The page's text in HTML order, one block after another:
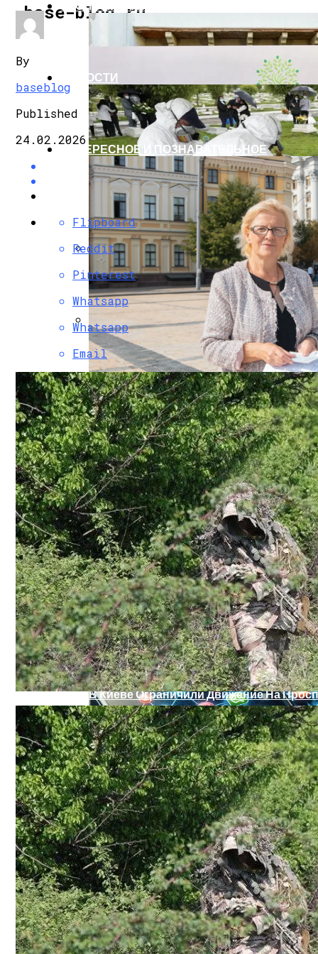
base-blog.ru
ЭКОНОМИКА И ПОЛИТИКА
G7 Договорились Регулировать
Растущая Концентрация Власти В
Военные Рельсы Спасут Британскую
НОВОСТИ
Коронавирус В США Оказался
Извержение Вулкана На Юге
Индия Не Будет Спрашивать
ИНТЕРЕСНОЕ И ПОЗНАВАТЕЛЬНОЕ
В «Борисполе» Поселилась Украинка,
В Киеве Ограничили Движение На
By
baseblog
Published
24.02.2026
Flipboard
Reddit
Pinterest
Whatsapp
Whatsapp
Email